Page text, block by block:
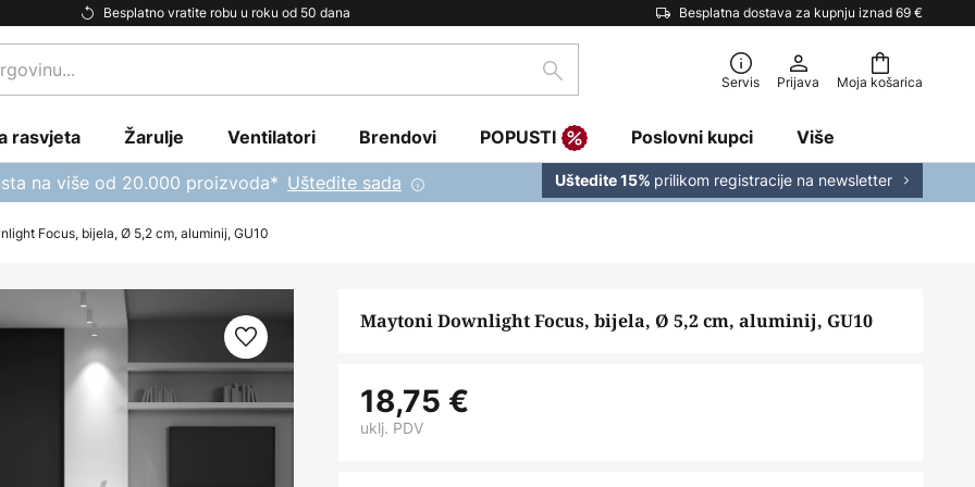
Besplatno vratite robu u roku od 50 dana Besplatna dostava za kupnju iznad 69 €
Moja košarica
traži Servis Prijava
rasvjeta Žarulje Ventilatori Brendovi POPUSTI Poslovni kupci Više
na više od 20.000 proizvoda* Uštedite sada Uštedite 15% prilikom registracije na newsletter
Focus, bijela, Ø 5,2 cm, aluminij, GU10
Maytoni Downlight Focus, bijela, Ø 5,2 cm, aluminij, GU10
18,75 €
uklj. PDV